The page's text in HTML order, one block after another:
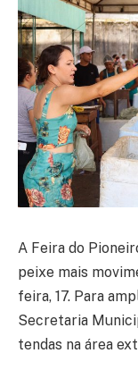
A Feira do
peixe mais
feira, 17. Para
Secretaria
tendas na área